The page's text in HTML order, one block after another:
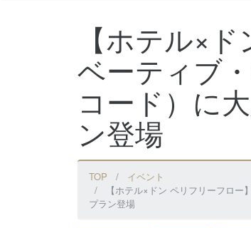
【ホテル×
ベーティブ
コード）に
ン登場
TOP
イベント
【ホテル×ドン ペリフリーフロ
プラン登場